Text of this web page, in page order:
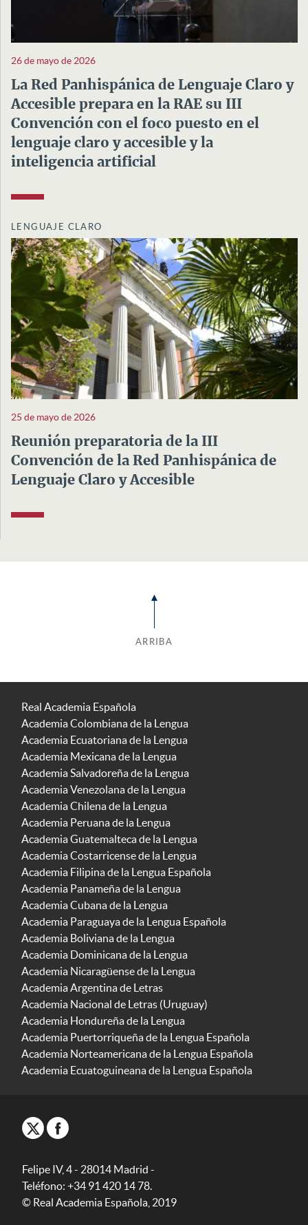
26 de mayo de 2026
La Red Panhispánica de Lenguaje Claro y
Accesible prepara en la RAE su III
Convención con el foco puesto en el
lenguaje claro y accesible y la
inteligencia artificial
LENGUAJE CLARO
25 de mayo de 2026
Reunión preparatoria de la III
Convención de la Red Panhispánica de
Lenguaje Claro y Accesible
ARRIBA
Real Academia Española
Academia Colombiana de la Lengua
Academia Ecuatoriana de la Lengua
Academia Mexicana de la Lengua
Academia Salvadoreña de la Lengua
Academia Venezolana de la Lengua
Academia Chilena de la Lengua
Academia Peruana de la Lengua
Academia Guatemalteca de la Lengua
Academia Costarricense de la Lengua
Academia Filipina de la Lengua Española
Academia Panameña de la Lengua
Academia Cubana de la Lengua
Academia Paraguaya de la Lengua Española
Academia Boliviana de la Lengua
Academia Dominicana de la Lengua
Academia Nicaragüense de la Lengua
Academia Argentina de Letras
Academia Nacional de Letras (Uruguay)
Academia Hondureña de la Lengua
Academia Puertorriqueña de la Lengua Española
Academia Norteamericana de la Lengua Española
Academia Ecuatoguineana de la Lengua Española
Felipe IV, 4 - 28014 Madrid -
Teléfono: +34 91 420 14 78.
© Real Academia Española, 2019